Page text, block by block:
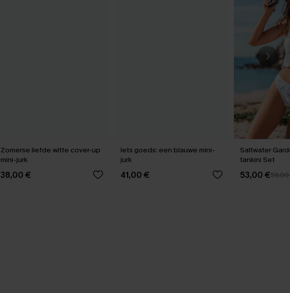
Zomerse liefde witte cover-up
mini-jurk
38,00 €
Iets goeds: een blauwe mini-
jurk
41,00 €
Saltwater
tankini Set
53,00 €